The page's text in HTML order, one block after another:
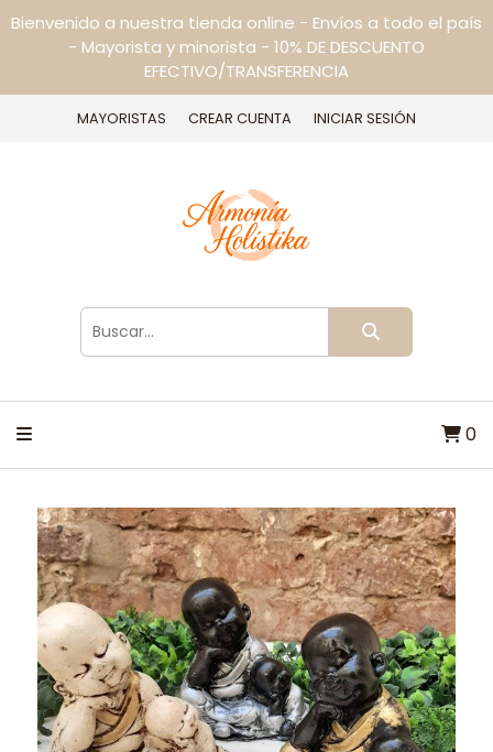
Bienvenido a nuestra tienda online - Envíos a todo el país
- Mayorista y minorista - 10% DE DESCUENTO
EFECTIVO/TRANSFERENCIA
MAYORISTAS CREAR CUENTA INICIAR SESIÓN
0